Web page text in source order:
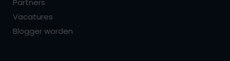
Partners
Vacatures
Blogger worden